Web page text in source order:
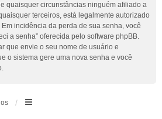
quaisquer circunstâncias ninguém afiliado a
terceiros, está legalmente autorizado
incidência da perda de sua senha, você
a senha” oferecida pelo software phpBB.
que envie o seu nome de usuário e
o sistema gere uma nova senha e você